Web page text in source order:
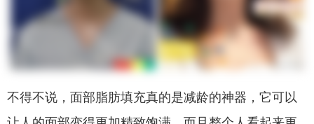
不得不说，面部脂肪填充真的是减龄的神器，它可以